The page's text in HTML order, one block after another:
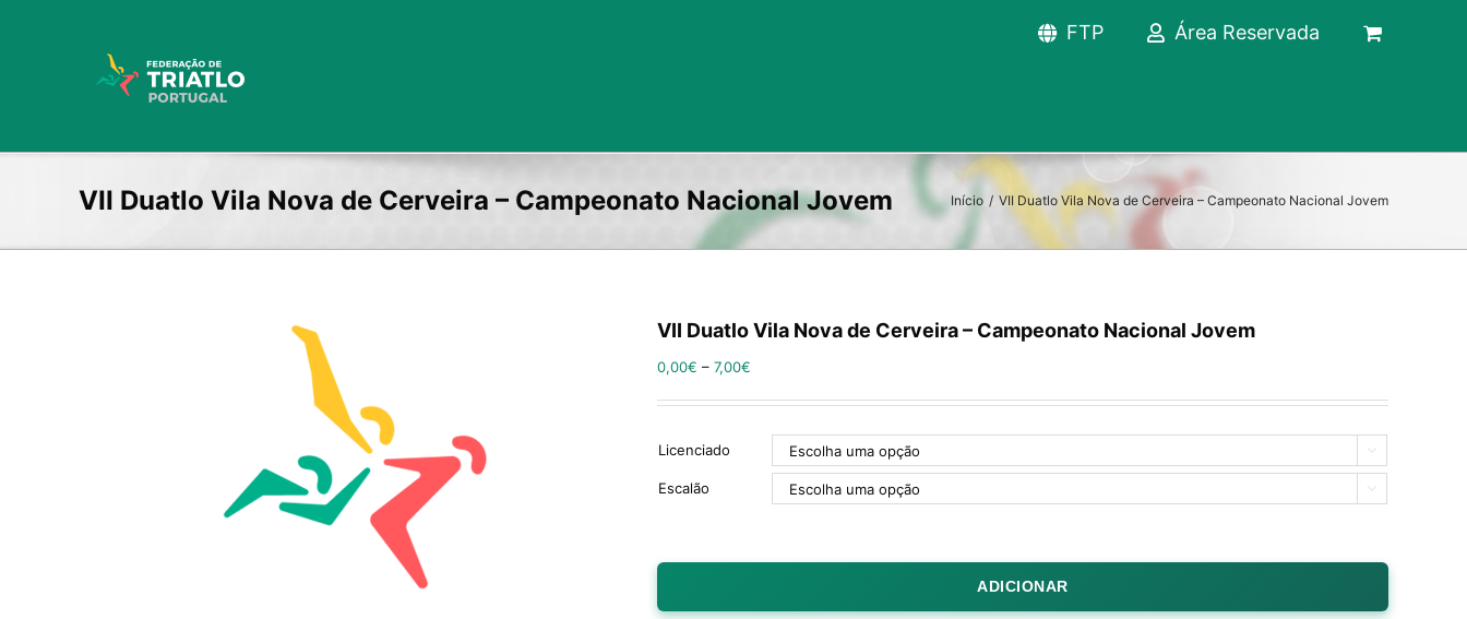
FTP Área Reservada
VII Duatlo Vila Nova de Cerveira – Campeonato Nacional Jovem Início / VII Duatlo Vila Nova de Cerveira – Campeonato Nacional Jovem
VII Duatlo Vila Nova de Cerveira – Campeonato Nacional Jovem
0,00€ – 7,00€
Licenciado 
Escalão 
ADICIONAR